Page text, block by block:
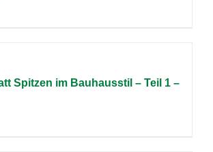
Spitzen im Bauhausstil – Teil 1 –